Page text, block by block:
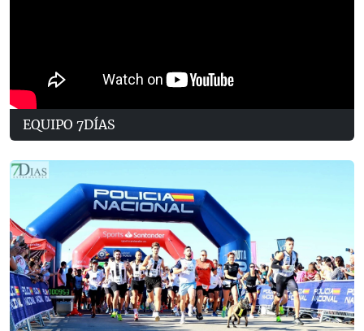
EQUIPO 7DÍAS